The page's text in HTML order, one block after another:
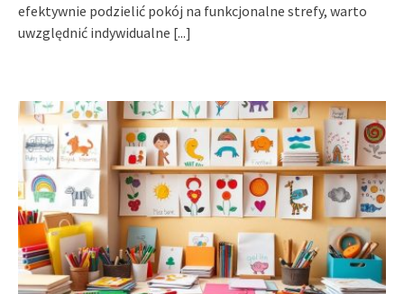
efektywnie podzielić pokój na funkcjonalne strefy, warto
uwzględnić indywidualne [...]